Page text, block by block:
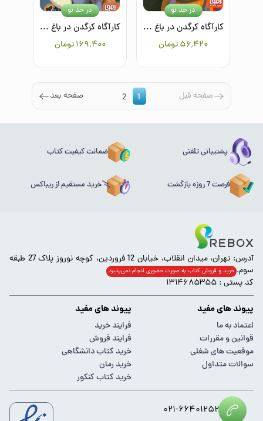
کارآگاه کرگدن در باغ وحش مرموز 3: غریبه‌ی عجیب غریب
۵۶٬۴۲۰تومان
در حد نو
کارآگاه کرگدن در باغ وحش مرموز 1: معمای پنگوئن گمشده
۱۶۹٬۴۰۰ تومان
در حد نو
صفحه قبل 1
2 صفحه بعد
پشتیبانی تلفنی ضمانت کیفیت کتاب
فرصت 7 روزه بازگشت خرید مستقیم از ریباکس
آدرس: تهران، میدان انقلاب، خیابان 12 فروردین، کوچه نوروز پلاک 27 طبقه
سوم. خرید و فروش کتاب به صورت حضوری انجام‌ نمی‌پذیرد
کد پستی : ۱۳۱۴۶۸۵۳۵۵
پیوند های مفید
اعتماد به ما
قوانین و مقررات
موقعیت های شغلی
سوالات متداول
پیوند های مفید
فرایند خرید
فرایند فروش
خرید کتاب دانشگاهی
خرید رمان
خرید کتاب کنکور
۰۲۱-۶۶۴۰۱۲۵۲